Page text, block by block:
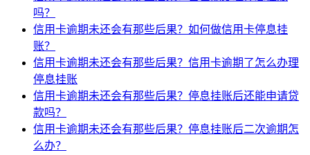
吗？
信用卡逾期未还会有那些后果？如何做信用卡停息挂
账？
信用卡逾期未还会有那些后果？信用卡逾期了怎么办理
停息挂账
信用卡逾期未还会有那些后果？停息挂账后还能申请贷
款吗？
信用卡逾期未还会有那些后果？停息挂账后二次逾期怎
么办？